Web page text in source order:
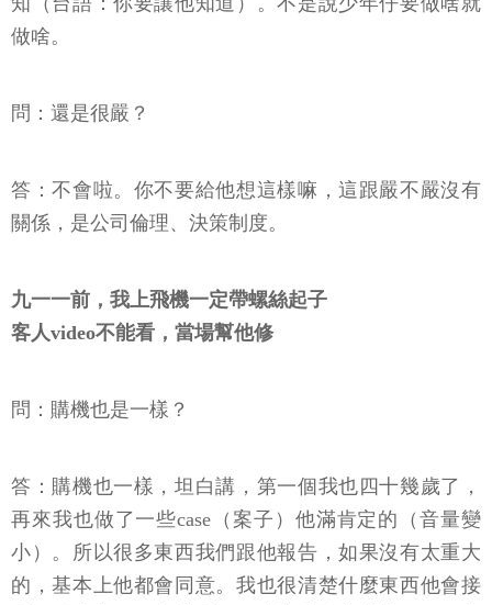
做啥。
問：還是很嚴？
答：不會啦。你不要給他想這樣嘛，這跟嚴不嚴沒有
關係，是公司倫理、決策制度。
九一一前，我上飛機一定帶螺絲起子
客人video不能看，當場幫他修
問：購機也是一樣？
答：購機也一樣，坦白講，第一個我也四十幾歲了，
再來我也做了一些case（案子）他滿肯定的（音量變
小）。所以很多東西我們跟他報告，如果沒有太重大
的，基本上他都會同意。我也很清楚什麼東西他會接